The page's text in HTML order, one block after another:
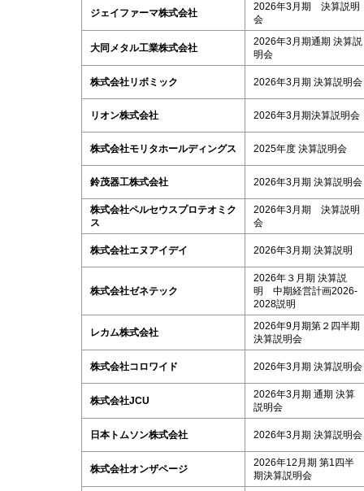
ジェイファーマ株式会社
2026年3月期 決算説明
会
大同メタル工業株式会社
2026年3月期通期 決算説
明会
株式会社リボミック 2026年3月期 決算説明会
リオン株式会社 2026年3月期決算説明会
株式会社モリタホールディングス 2025年度 決算説明会
鈴茂器工株式会社 2026年3月期 決算説明会
株式会社ペルセウスプロテオミク
ス
2026年3月期 決算説明
会
株式会社エヌアイデイ 2026年3月期 決算説明
株式会社ゼネテック
2026年３月期 決算説
明 中期経営計画2026-
2028説明
レカム株式会社
2026年9月期第２四半期
決算説明会
株式会社コロワイド 2026年3月期 決算説明会
株式会社JCU
2026年3月期 通期 決算
説明会
日本トムソン株式会社 2026年3月期 決算説明会
株式会社オンザページ
2026年12月期 第1四半
期決算説明会